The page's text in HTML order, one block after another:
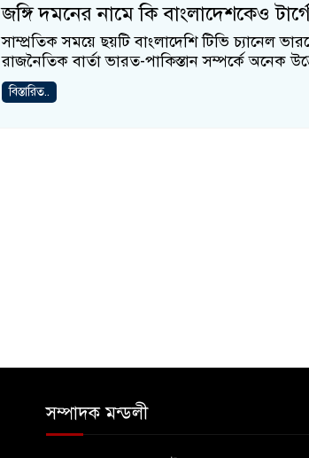
জঙ্গি দমনের নামে কি বাংলাদেশকেও
সাম্প্রতিক সময়ে ছয়টি বাংলাদেশি টিভি চ্যানেল
রাজনৈতিক বার্তা ভারত-পাকিস্তান সম্পর্কে অনেক
বিস্তারিত..
সম্পাদক মন্ডলী